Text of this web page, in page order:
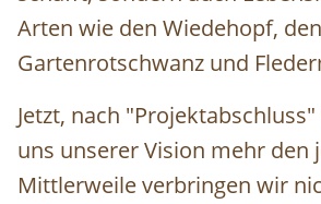
Arten wie den Wiedehopf, den
Gartenrotschwanz und
Jetzt, nach
uns unserer Vision mehr den
Mittlerweile verbringen wir